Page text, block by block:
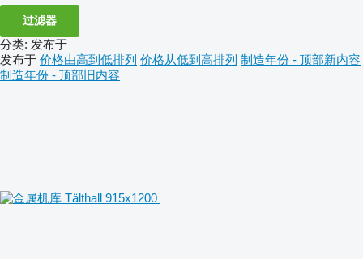
过滤器
分类: 发布于
发布于 价格由高到低排列 价格从低到高排列 制造年份 - 顶部新内容
制造年份 - 顶部旧内容